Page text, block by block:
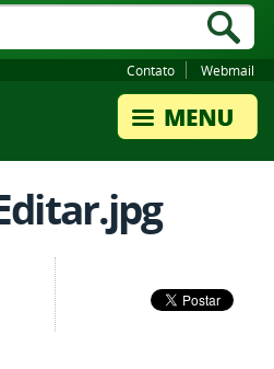
Contato Webmail